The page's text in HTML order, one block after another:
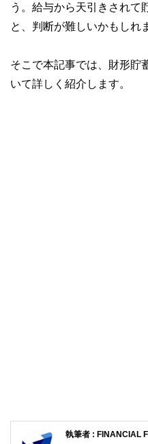
う。給与から天引きされて
と、判断が難しいかもしれ
そこで本記事では、財形貯
いて詳しく紹介します。
執筆者 : FINANCIAL